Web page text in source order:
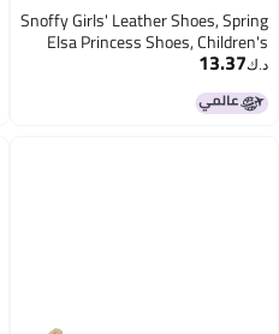
Snoffy Girls' Leather Shoes, Spring
Elsa Princess Shoes, Children's
Crystal Shoes, Performance Shoes
For Older Kids, Soft-soled Shoes,
Crystal Pink, Size 30
د.ك‏13.37